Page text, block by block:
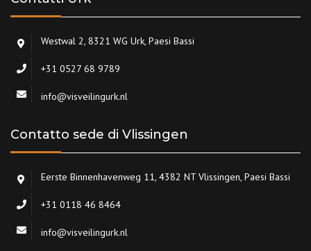
Westwal 2, 8321 WG Urk, Paesi Bassi
+31 0527 68 9789
info@visveilingurk.nl
Contatto sede di Vlissingen
Eerste Binnenhavenweg 11, 4382 NT Vlissingen, Paesi Bassi
+31 0118 46 8464
info@visveilingurk.nl